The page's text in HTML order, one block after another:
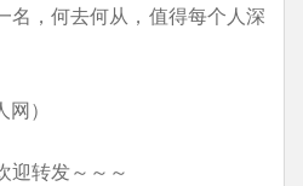
名，何去何从，值得每个人深
）
迎转发～～～